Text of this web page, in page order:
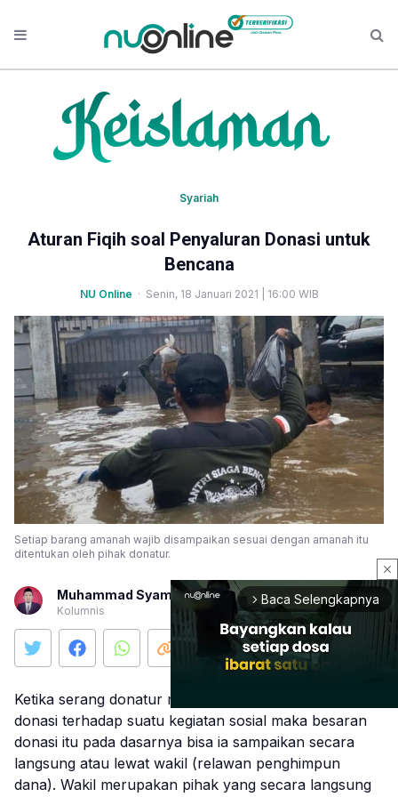
Syariah
Aturan Fiqih soal Penyaluran Donasi untuk
Bencana
NU Online · Senin, 18 Januari 2021 | 16:00 WIB
Setiap barang amanah wajib disampaikan sesuai dengan amanah itu
ditentukan oleh pihak donatur.
Muhammad Syamsudin
Kolumnis
Ketika serang donatur memutuskan untuk melakukan
donasi terhadap suatu kegiatan sosial maka besaran
donasi itu pada dasarnya bisa ia sampaikan secara
langsung atau lewat wakil (relawan penghimpun
dana). Wakil merupakan pihak yang secara langsung
close
arrow_forward_ios Baca Selengkapnya